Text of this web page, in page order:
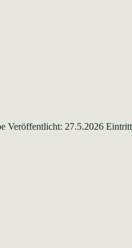
Veröffentlicht: 27.5.2026